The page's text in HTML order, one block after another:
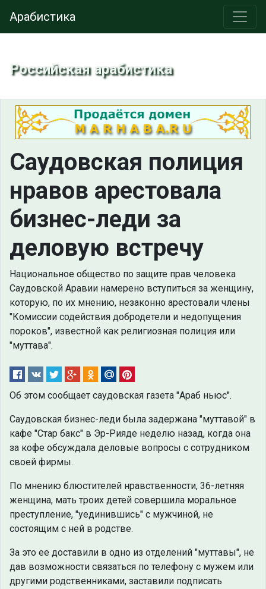
Арабистика
Российская арабистика
Саудовская полиция
нравов арестовала
бизнес-леди за
деловую встречу
Национальное общество по защите прав человека
Саудовской Аравии намерено вступиться за женщину,
которую, по их мнению, незаконно арестовали члены
"Комиссии содействия добродетели и недопущения
пороков", известной как религиозная полиция или
"муттава".
Об этом сообщает саудовская газета "Араб ньюс".
Саудовская бизнес-леди была задержана "муттавой" в
кафе "Стар бакс" в Эр-Рияде неделю назад, когда она
за кофе обсуждала деловые вопросы с сотрудником
своей фирмы.
По мнению блюстителей нравственности, 36-летняя
женщина, мать троих детей совершила моральное
преступление, "уединившись" с мужчиной, не
состоящим с ней в родстве.
За это ее доставили в одно из отделений "муттавы", не
дав возможности связаться по телефону с мужем или
другими родственниками, заставили подписать